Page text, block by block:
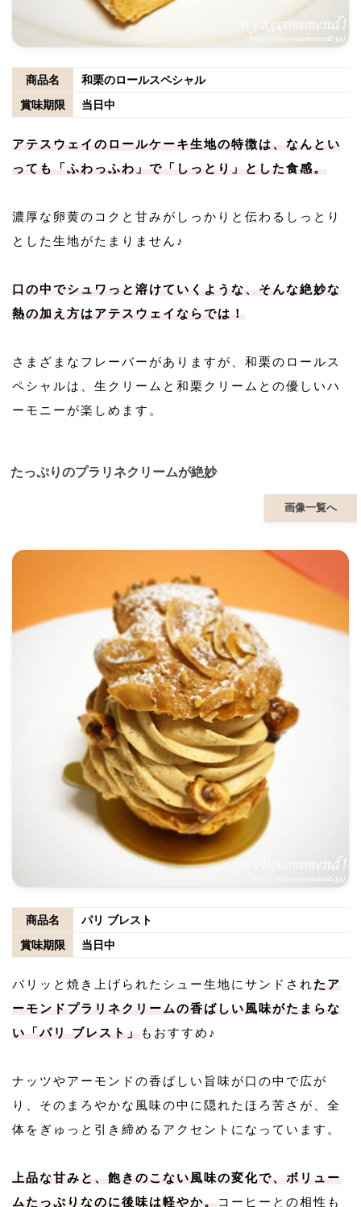
商品名
和栗のロールスペシャル
賞味期限
当日中
アテスウェイのロールケーキ生地の特徴は、なんとい
っても「ふわっふわ」で「しっとり」とした食感。
濃厚な卵黄のコクと甘みがしっかりと伝わるしっとり
とした生地がたまりません♪
口の中でシュワっと溶けていくような、そんな絶妙な
熱の加え方はアテスウェイならでは！
さまざまなフレーバーがありますが、和栗のロールス
ペシャルは、生クリームと和栗クリームとの優しいハ
ーモニーが楽しめます。
たっぷりのプラリネクリームが絶妙
画像一覧へ
商品名
パリ ブレスト
賞味期限
当日中
パリッと焼き上げられたシュー生地にサンドされたア
ーモンドプラリネクリームの香ばしい風味がたまらな
い「パリ ブレスト」
もおすすめ♪
ナッツやアーモンドの香ばしい旨味が口の中で広が
り、そのまろやかな風味の中に隠れたほろ苦さが、全
体をぎゅっと引き締めるアクセントになっています。
上品な甘みと、飽きのこない風味の変化で、ボリュー
ムたっぷりなのに後味は軽やか。
コーヒーとの相性も